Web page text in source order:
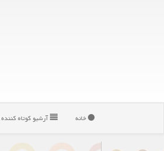
خانه آرشیو كوتاه